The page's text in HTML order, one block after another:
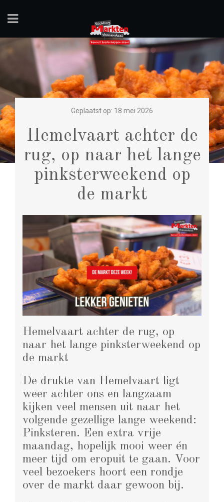
Geplaatst op: 18 mei 2026
Hemelvaart achter de
rug, op naar het lange
pinksterweekend op
de markt
Hemelvaart achter de rug, op
naar het lange pinksterweekend op
de markt
De drukte van Hemelvaart ligt
weer achter ons en langzaam
kijken veel mensen uit naar het
volgende gezellige lange weekend:
Pinksteren. Een extra vrije
maandag, hopelijk mooi weer én
meer tijd om eropuit te gaan. Voor
veel bezoekers hoort een rondje
over de markt daar gewoon bij.